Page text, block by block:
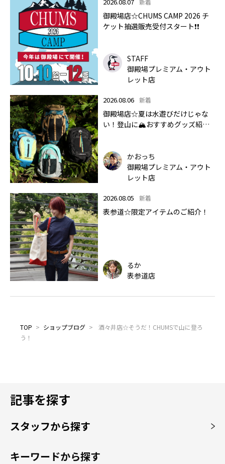
新着
御殿場店☆CHUMS CAMP 2026 チ
ケット抽選販売受付スタート❗❗
STAFF
御殿場プレミアム・アウト
レット店
2026.08.06 新着
御殿場店☆夏は水遊びだけじゃな
い！登山に🏔おすすめグッズ紹介
かおっち
御殿場プレミアム・アウト
レット店
2026.08.05 新着
表参道☆限定アイテムのご紹介！
るか
表参道店
TOP > ショップブログ >
酒々井店☆そうだ！CHUMSで山に登ろ
う！
記事を探す
スタッフから探す
キーワードから探す